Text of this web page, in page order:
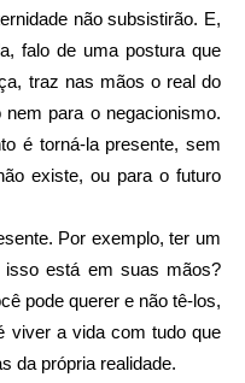
não subsistirão. E,
falo de uma postura que
traz nas mãos o real do
para o negacionismo.
é torná-la presente, sem
existe, ou para o futuro
Por exemplo, ter um
isso está em suas mãos?
pode querer e não tê-los,
viver a vida com tudo que
da própria realidade.